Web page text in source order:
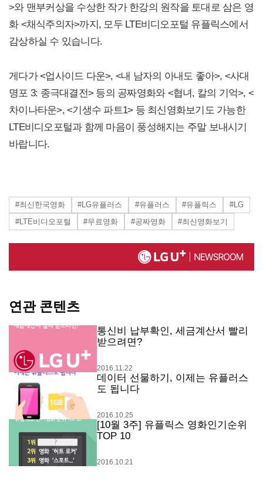
>와 맨부커상을 수상한 작가 한강의 원작을 토대로 삼은 영
화 <채식주의자>까지, 모두 LTE비디오포털 유플릭스에서
감상하실 수 있습니다.
게다가 <업사이드 다운>, <내 남자의 아내도 좋아>, <사대
명포 3: 종극대결전> 등의 공짜영화와 <협녀, 칼의 기억>, <
차이나타운>, <기생수 파트1> 등 최신영화보기도 가능한
LTE비디오포털과 함께 마음이 풍성해지는 주말 보내시기
바랍니다.
#최신한국영화 #LG유플러스 #유플러스 #유플릭스
#LG
#LTE비디오포털
#무료영화 #공짜영화 #최신영화보기
연관 콘텐츠
통신비 납부확인, 세금계산서 빨리
받으려면?
2016.11.22
데이터 선물하기, 이제는 유플러스
도 됩니다
2016.10.25
[10월 3주] 유플릭스 영화인기순위
TOP 10
2016.10.21